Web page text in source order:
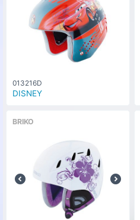
013216D
DISNEY
BRIKO